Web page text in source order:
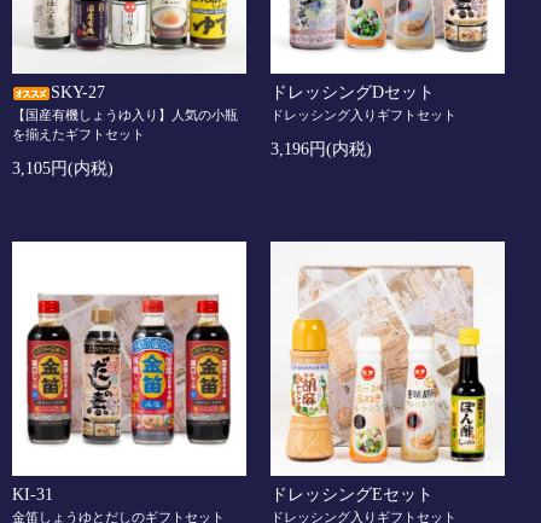
SKY-27
【国産有機しょうゆ入り】人気の小瓶
を揃えたギフトセット
3,105円(内税)
ドレッシングDセット
ドレッシング入りギフトセット
3,196円(内税)
KI-31
金笛しょうゆとだしのギフトセット
ドレッシングEセット
ドレッシング入りギフトセット